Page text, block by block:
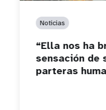
Noticias
“Ella nos ha
sensación de
parteras